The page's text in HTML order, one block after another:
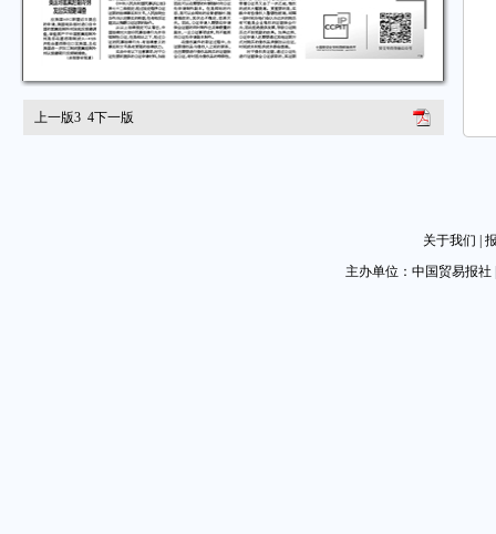
上一版3 4下一版
关于我们
主办单位：中国贸易报